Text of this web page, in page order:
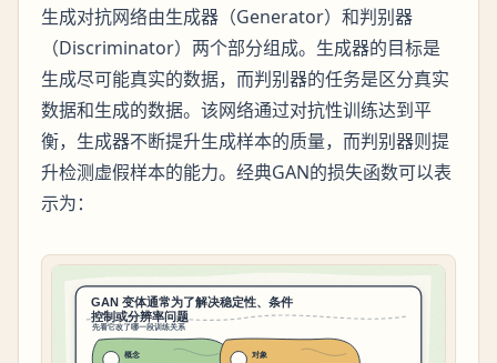
生成对抗网络由生成器（Generator）和判别器
（Discriminator）两个部分组成。生成器的目标是
生成尽可能真实的数据，而判别器的任务是区分真实
数据和生成的数据。该网络通过对抗性训练达到平
衡，生成器不断提升生成样本的质量，而判别器则提
升检测虚假样本的能力。经典GAN的损失函数可以表
示为：